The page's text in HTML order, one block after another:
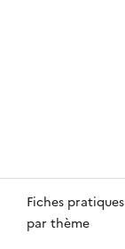
Fiches pratiques
par thème